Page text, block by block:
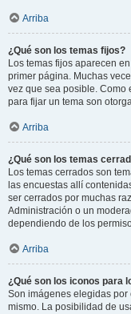
Arriba
¿Qué son los temas fijos?
Los temas fijos aparecen
primer página. Muchas
vez que sea posible. Como
para fijar un tema son
Arriba
¿Qué son los temas
Los temas cerrados son
las encuestas allí
ser cerrados por muchas
Administración o un
dependiendo de los
Arriba
¿Qué son los iconos para
Son imágenes elegidas por
mismo. La posibilidad de